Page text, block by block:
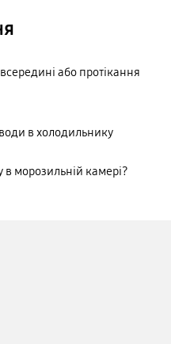
або протікання
в холодильнику
в морозильній камері?